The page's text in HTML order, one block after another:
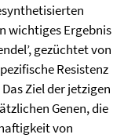
wichtiges Ergebnis
gezüchtet von
Resistenz
Ziel der jetzigen
Genen, die
von